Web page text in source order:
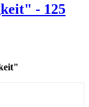
- 125